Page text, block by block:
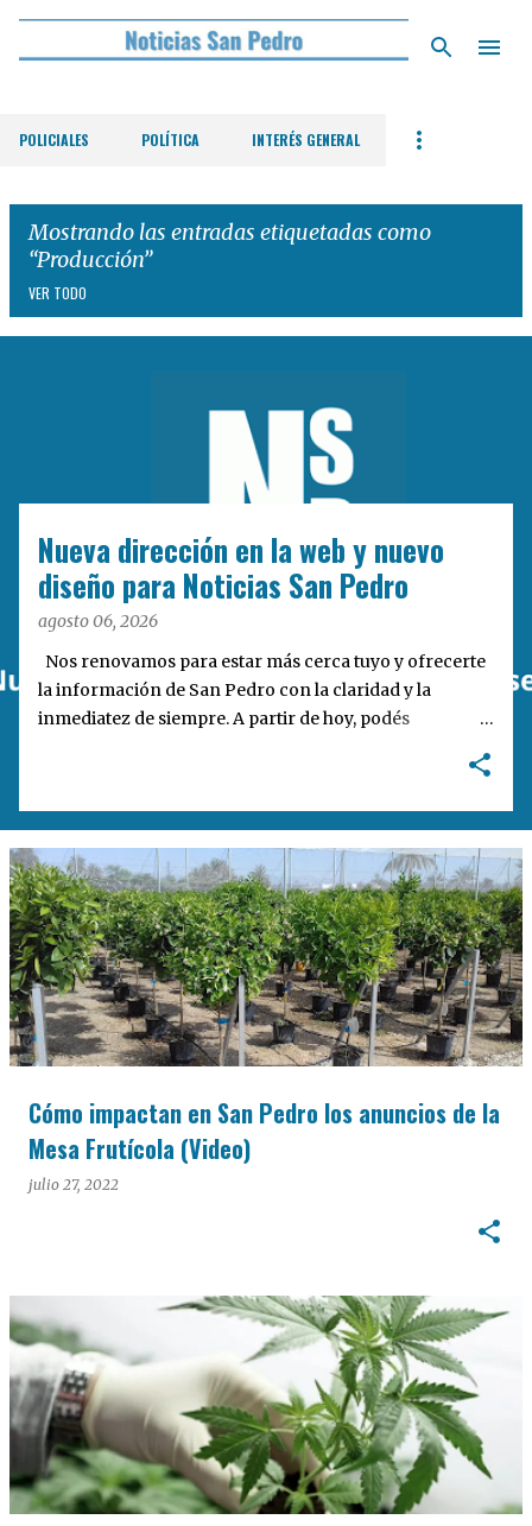
Ir al contenido principal
POLICIALES POLÍTICA INTERÉS GENERAL
Mostrando las entradas etiquetadas como
Producción
VER TODO
Nueva dirección en la web y nuevo
diseño para Noticias San Pedro
agosto 06, 2026
Nos renovamos para estar más cerca tuyo y ofrecerte
la información de San Pedro con la claridad y la
inmediatez de siempre. A partir de hoy, podés
Desarrollamos una interfaz más ágil, moderna e
intuitiva, pensada para optimizar la navegación desde
cualquier dispositivo, facilitar el acceso a las noticias
locales y potenciar la interacción de los lectores con
nuestros contenidos.
Cómo impactan en San Pedro los anuncios de la
Mesa Frutícola (Video)
julio 27, 2022